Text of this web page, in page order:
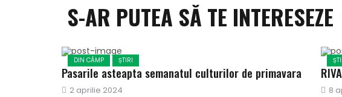
S-AR PUTEA SĂ TE INTERESEZE
DIN CÂMP ȘTIRI
Pasarile asteapta semanatul culturilor de primavara
Publicat
2 aprilie 2024 8